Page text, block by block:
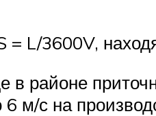
L/3600V,
в районе
м/с на